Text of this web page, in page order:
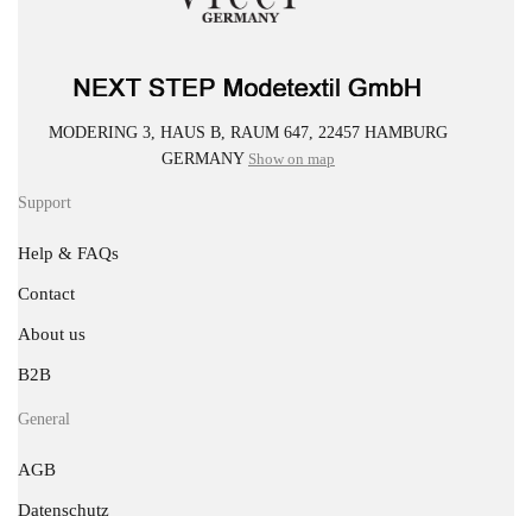
MODERING 3, HAUS B, RAUM 647, 22457 HAMBURG
GERMANY Show on map
Support
Help & FAQs
Contact
About us
B2B
General
AGB
Datenschutz